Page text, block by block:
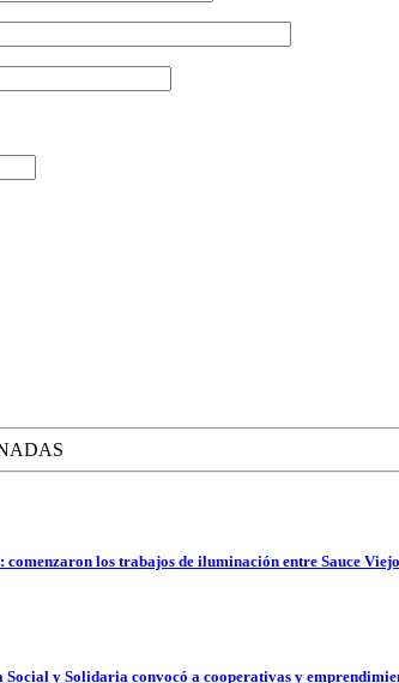
comenzaron los trabajos de iluminación entre Sauce
Social y Solidaria convocó a cooperativas y